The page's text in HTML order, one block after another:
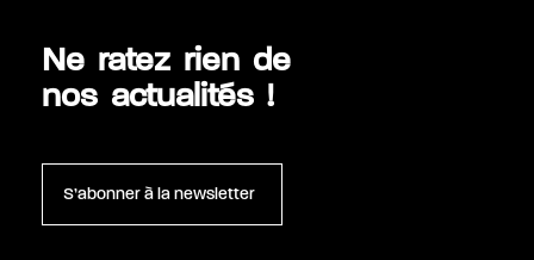
Ne ratez rien de
nos actualités !
S’abonner à la newsletter